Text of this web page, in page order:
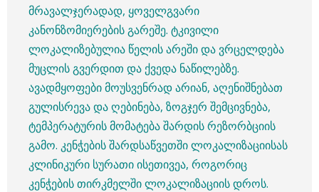
მრავალჯერადად, ყოველგვარი
კანონზომიერების გარეშე. ტკივილი
ლოკალიზებულია წელის არეში და ვრცელდება
მუცლის გვერდით და ქვედა ნაწილებზე.
ავადმყოფები მოუსვენრად არიან, აღენიშნებათ
გულისრევა და ღებინება, ზოგჯერ შემცივნება,
ტემპერატურის მომატება შარდის რეზორბციის
გამო. კენჭების შარდსაწვეთში ლოკალიზაციისას
კლინიკური სურათი ისეთივეა, როგორიც
კენჭების თირკმელში ლოკალიზაციის დროს.